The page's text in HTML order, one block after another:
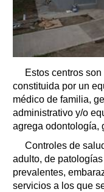
Estos centros
constituida por un
médico de familia,
administrativo y/o
agrega odontología,
Controles de
adulto, de
prevalentes,
servicios a los que